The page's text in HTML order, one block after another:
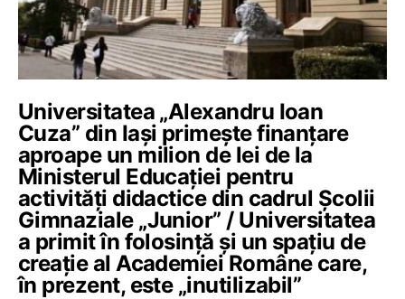
Universitatea „Alexandru Ioan
Cuza” din Iași primește finanțare
aproape un milion de lei de la
Ministerul Educației pentru
activități didactice din cadrul Școlii
Gimnaziale „Junior” / Universitatea
a primit în folosință și un spațiu de
creație al Academiei Române care,
în prezent, este „inutilizabil”